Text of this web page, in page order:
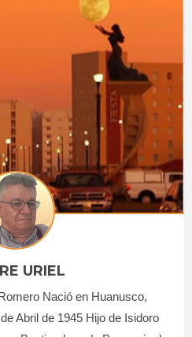
URIEL
Nació en Huanusco,
Abril de 1945 Hijo de Isidoro